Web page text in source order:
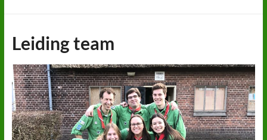
Leiding team